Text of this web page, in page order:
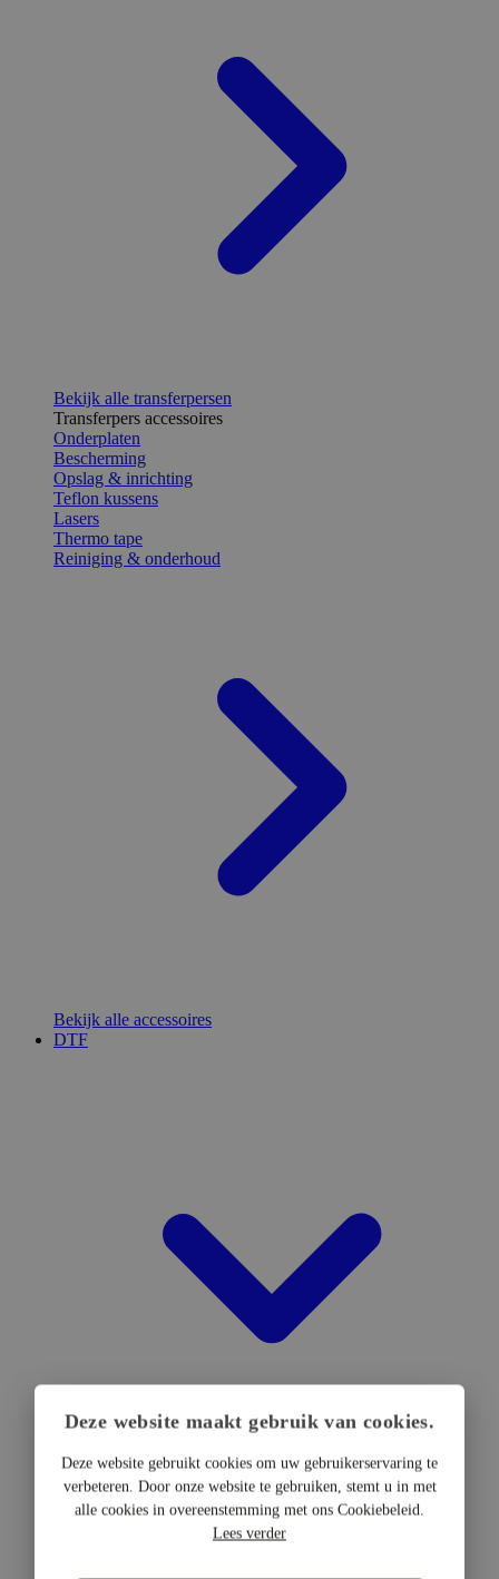
Bekijk alle transferpersen
Transferpers accessoires
Onderplaten
Bescherming
Opslag & inrichting
Teflon kussens
Lasers
Thermo tape
Reiniging & onderhoud
Bekijk alle accessoires
DTF
DTF Hardware
DTF Printers
Deze website maakt gebruik van cookies.
Deze website gebruikt cookies om uw gebruikerservaring te
verbeteren. Door onze website te gebruiken, stemt u in met
alle cookies in overeenstemming met ons Cookiebeleid.
Lees verder